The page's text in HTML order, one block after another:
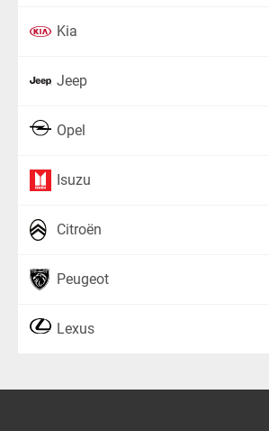
Kia
Jeep
Opel
Isuzu
Citroën
Peugeot
Lexus